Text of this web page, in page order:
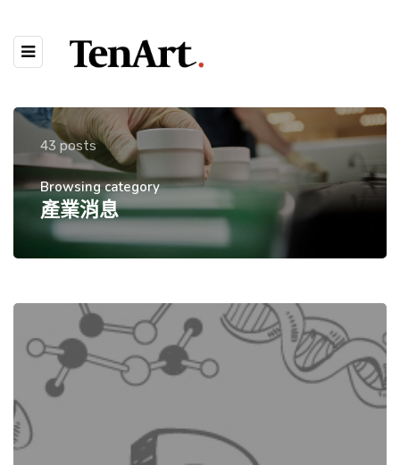
43 posts
Browsing category
產業消息